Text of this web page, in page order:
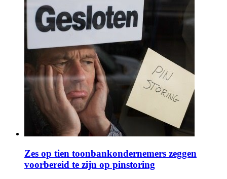
Zes op tien toonbankondernemers zeggen
voorbereid te zijn op pinstoring